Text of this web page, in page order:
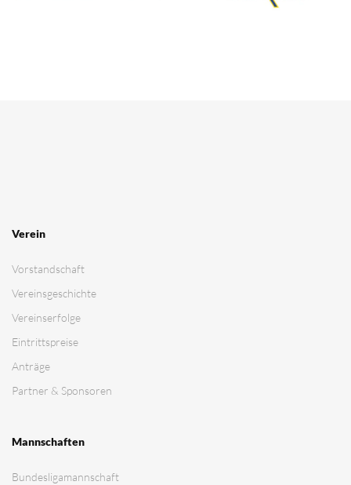
Verein
Vorstandschaft
Vereinsgeschichte
Vereinserfolge
Eintrittspreise
Anträge
Partner & Sponsoren
Mannschaften
Bundesligamannschaft